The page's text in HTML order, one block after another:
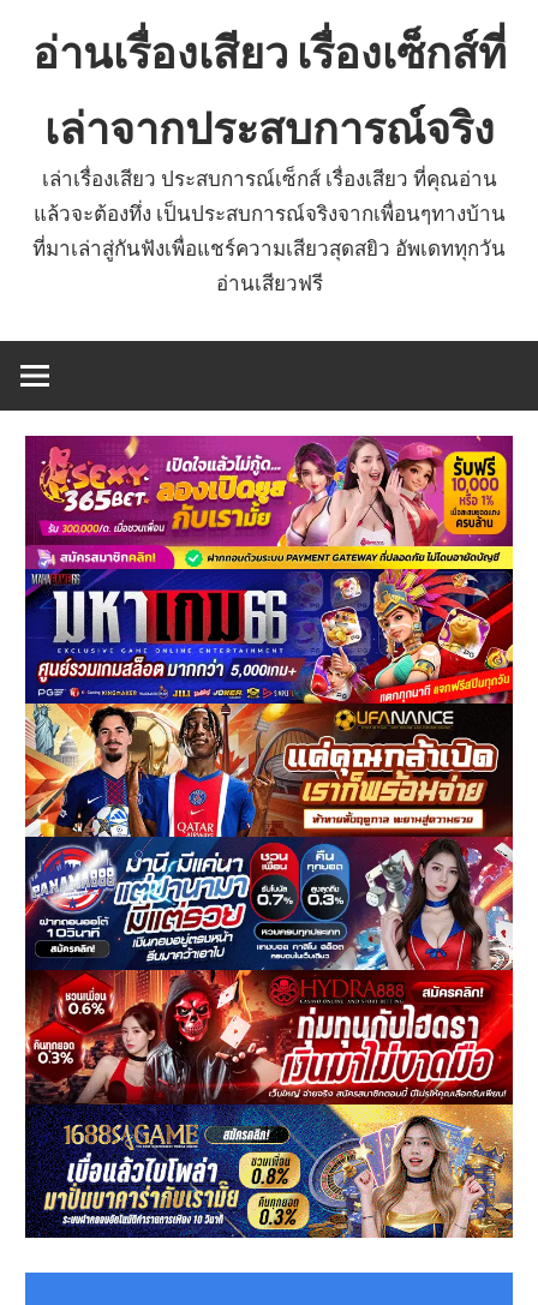
อ่านเรื่องเสียว เรื่องเซ็กส์ที่
เล่าจากประสบการณ์จริง
เล่าเรื่องเสียว ประสบการณ์เซ็กส์ เรื่องเสียว ที่คุณอ่าน
แล้วจะต้องทึ่ง เป็นประสบการณ์จริงจากเพื่อนๆทางบ้าน
ที่มาเล่าสู่กันฟังเพื่อแชร์ความเสียวสุดสยิว อัพเดททุกวัน
อ่านเสียวฟรี